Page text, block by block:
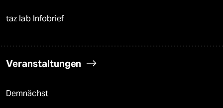
taz lab Infobrief
Veranstaltungen
Demnächst